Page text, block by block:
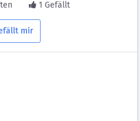
1 Gefällt
mir